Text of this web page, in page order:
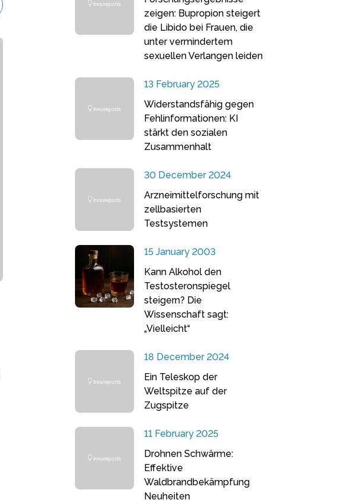
zeigen: Bupropion steigert
die Libido bei Frauen, die
unter vermindertem
sexuellen Verlangen leiden
13 February 2025
Widerstandsfähig gegen
Fehlinformationen: KI
stärkt den sozialen
Zusammenhalt
30 December 2024
Arzneimittelforschung mit
zellbasierten
Testsystemen
15 January 2003
Kann Alkohol den
Testosteronspiegel
steigern? Die
Wissenschaft sagt:
„Vielleicht“
18 December 2024
Ein Teleskop der
Weltspitze auf der
Zugspitze
11 February 2025
Drohnen Schwärme:
Effektive
Waldbrandbekämpfung
Neuheiten